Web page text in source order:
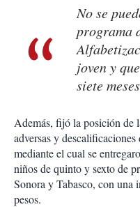
No se
programa
joven y
siete
Además, fijó la posición de
adversas y
mediante el cual se
niños de quinto y sexto de
Sonora y Tabasco, con
pesos.